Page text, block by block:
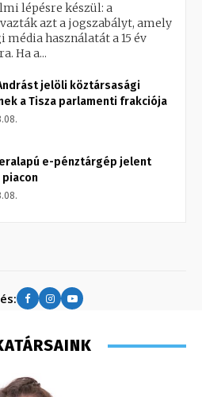
lépésre készül: a
azt a jogszabályt, amely
használatát a 15 év
Ha a...
jelöli köztársasági
a Tisza parlamenti frakciója
e-pénztárgép jelent
piacon